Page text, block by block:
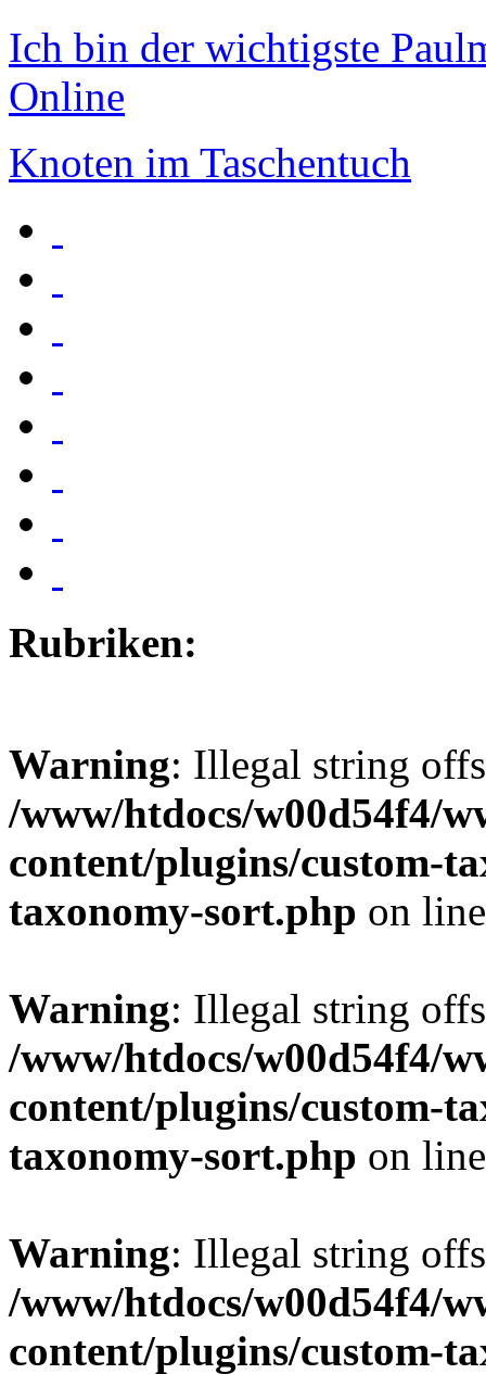
Ich bin der wichtigste
Online
Knoten im Taschentuch
Rubriken:
Warning: Illegal string
/www/htdocs/w00d54f4/
content/plugins/custom-
taxonomy-sort.php on
Warning: Illegal string
/www/htdocs/w00d54f4/
content/plugins/custom-
taxonomy-sort.php on
Warning: Illegal string
/www/htdocs/w00d54f4/
content/plugins/custom-